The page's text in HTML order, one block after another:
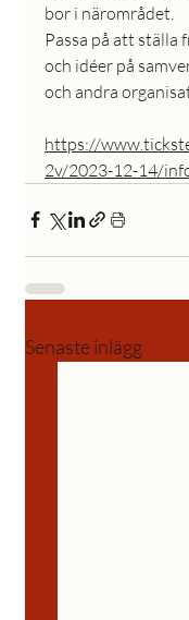
bor i närområdet.
Passa på att ställa
och idéer på
och andra
https://
2v/2023-12-14/
Senaste inlägg